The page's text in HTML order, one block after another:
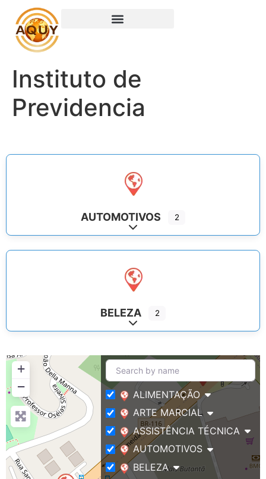
Instituto de
Previdencia
AUTOMOTIVOS 2
Expand sub-categories
BELEZA 2
Expand sub-categories
+
−
ALIMENTAÇÃO
ARTE MARCIAL
ASSISTÊNCIA TÉCNICA
AUTOMOTIVOS
BELEZA